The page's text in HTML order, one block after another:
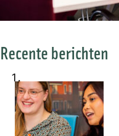
Recente berichten